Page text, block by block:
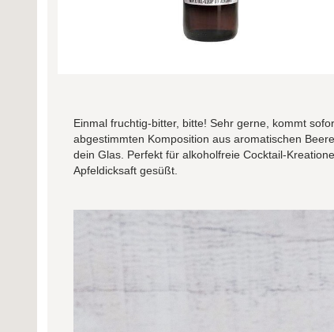
Einmal fruchtig-bitter, bitte! Sehr gerne, kommt
abgestimmten Komposition aus aromatischen
dein Glas. Perfekt für alkoholfreie Cocktail-
Apfeldicksaft gesüßt.